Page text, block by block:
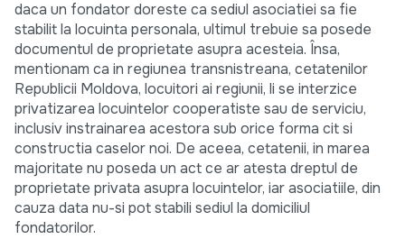
daca un fondator doreste ca sediul asociatiei sa fie
stabilit la locuinta personala, ultimul trebuie sa posede
documentul de proprietate asupra acesteia. Însa,
mentionam ca in regiunea transnistreana, cetatenilor
Republicii Moldova, locuitori ai regiunii, li se interzice
privatizarea locuintelor cooperatiste sau de serviciu,
inclusiv instrainarea acestora sub orice forma cit si
constructia caselor noi. De aceea, cetatenii, in marea
majoritate nu poseda un act ce ar atesta dreptul de
proprietate privata asupra locuintelor, iar asociatiile, din
cauza data nu-si pot stabili sediul la domiciliul
fondatorilor.